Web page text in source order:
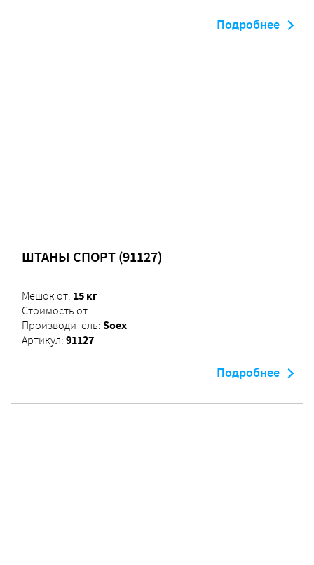
Подробнее
ШТАНЫ СПОРТ (91127)
Мешок от: 15 кг
Стоимость от:
Производитель: Soex
Артикул: 91127
Подробнее